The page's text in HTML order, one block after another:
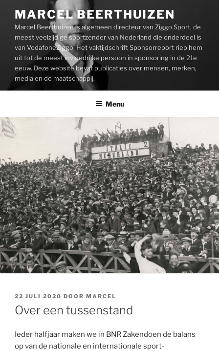
inhoud
MARCEL BEERTHUIZEN
Marcel Beerthuizen is algemeen directeur van Ziggo Sport, de
meest veelzijdige sportzender van Nederland die onderdeel is
van VodafoneZiggo. Het vaktijdschrift Sponsorreport riep hem
uit tot de meest invloedrijke persoon in sponsoring in de 21e
eeuw. Deze website bevat publicaties over mensen, merken,
media en de maatschappij.
Menu
GEPLAATST
OP
22 JULI 2020 DOOR MARCEL
Over een tussenstand
Ieder halfjaar maken we in BNR Zakendoen de balans
op van de nationale en internationale sport-